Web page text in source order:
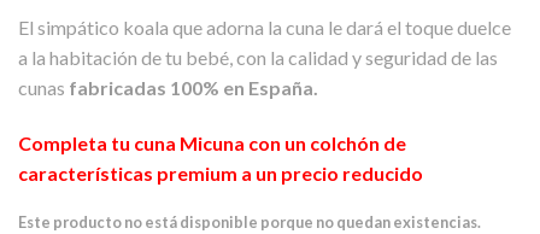
El simpático koala que adorna la cuna le dará el toque duelce
a la habitación de tu bebé, con la calidad y seguridad de las
cunas fabricadas 100% en España.
Completa tu cuna Micuna con un colchón de
características premium a un precio reducido
Este producto no está disponible porque no quedan existencias.